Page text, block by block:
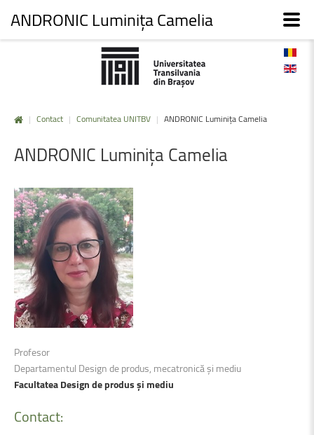
| Contact | Comunitatea UNITBV | ANDRONIC Luminița Camelia
ANDRONIC Luminița Camelia
Profesor
Departamentul Design de produs, mecatronică și mediu
Facultatea Design de produs și mediu
Contact:
ANDRONIC Luminița Camelia